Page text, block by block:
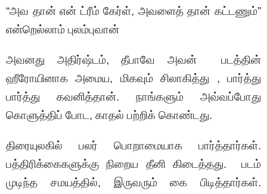
“அவ தான் என் ட்ரீம் கேர்ள், அவளைத் தான் கட்டணும்”
என்றெல்லாம் புலம்புவான்
அவனது அதிர்ஷ்டம், தீபாவே அவன் படத்தின்
ஹீரோயினாக அமைய, மிகவும் சிலாகித்து , பார்த்து
பார்த்து கவனித்தான். நாங்களும் அவ்வப்போது
கொளுத்திப் போட, காதல் பற்றிக் கொண்டது.
திரையுலகில் பலர் பொறாமையாக பார்த்தார்கள்.
பத்திரிக்கைகளுக்கு நிறைய தீனி கிடைத்தது. படம்
முடிந்த சமயத்தில், இருவரும் கை பிடித்தார்கள்.